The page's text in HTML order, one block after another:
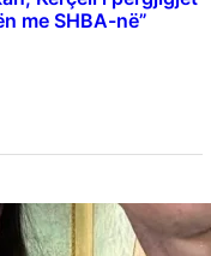
me SHBA-në”
në dasmën e
me emra